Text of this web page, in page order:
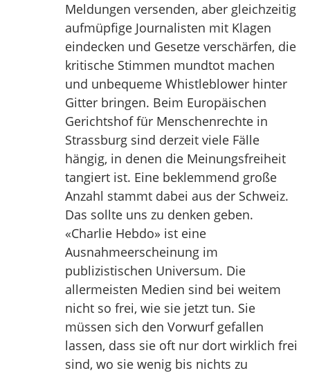
Meldungen versenden, aber gleichzeitig
aufmüpfige Journalisten mit Klagen
eindecken und Gesetze verschärfen, die
kritische Stimmen mundtot machen
und unbequeme Whistleblower hinter
Gitter bringen. Beim Europäischen
Gerichtshof für Menschenrechte in
Strassburg sind derzeit viele Fälle
hängig, in denen die Meinungsfreiheit
tangiert ist. Eine beklemmend große
Anzahl stammt dabei aus der Schweiz.
Das sollte uns zu denken geben.
«Charlie Hebdo» ist eine
Ausnahmeerscheinung im
publizistischen Universum. Die
allermeisten Medien sind bei weitem
nicht so frei, wie sie jetzt tun. Sie
müssen sich den Vorwurf gefallen
lassen, dass sie oft nur dort wirklich frei
sind, wo sie wenig bis nichts zu